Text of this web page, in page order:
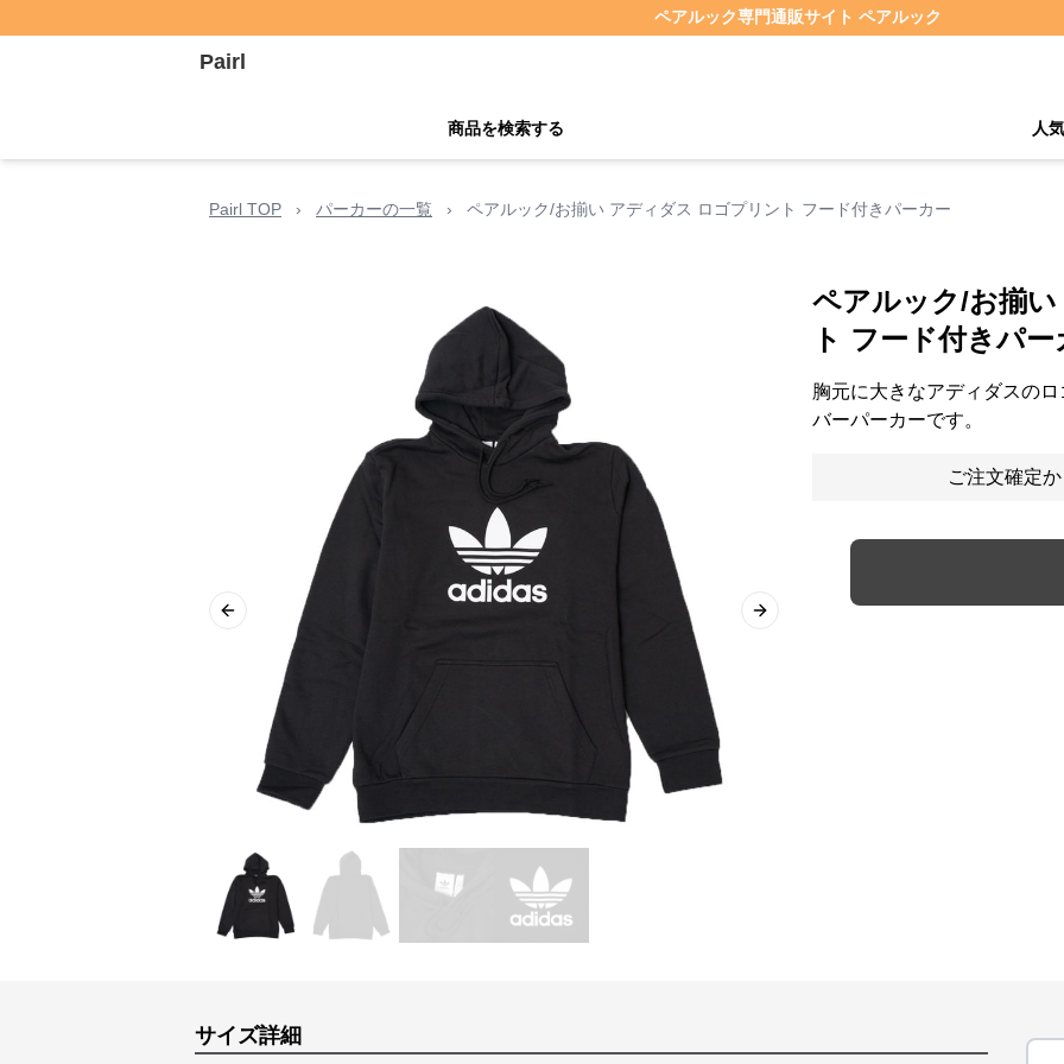
ペアルック専門通販サイト ペアルック
Pairl
商品を検索する 人
Pairl TOP › パーカーの一覧 › ペアルック/お揃い アディダス ロゴプリント フード付きパーカー
Previous slide Next slide
ペアルック/お揃
ト フード付きパー
胸元に大きなアディダスの
バーパーカーです。
ご注文確定
サイズ詳細